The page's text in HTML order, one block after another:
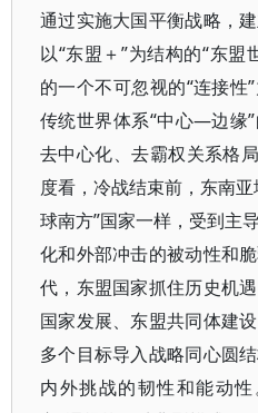
通过实施大国平衡战略，
以“东盟＋”为结构的“东盟
的一个不可忽视的“连接性
传统世界体系“中心—边缘
去中心化、去霸权关系格
度看，冷战结束前，东南
球南方”国家一样，受到主
化和外部冲击的被动性和
代，东盟国家抓住历史机
国家发展、东盟共同体建
多个目标导入战略同心圆
内外挑战的韧性和能动